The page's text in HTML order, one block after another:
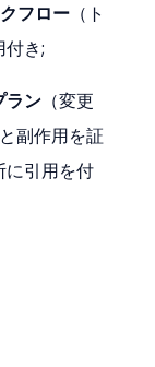
フロー （ト
き;
ラン （変更
副作用を証
に引用を付